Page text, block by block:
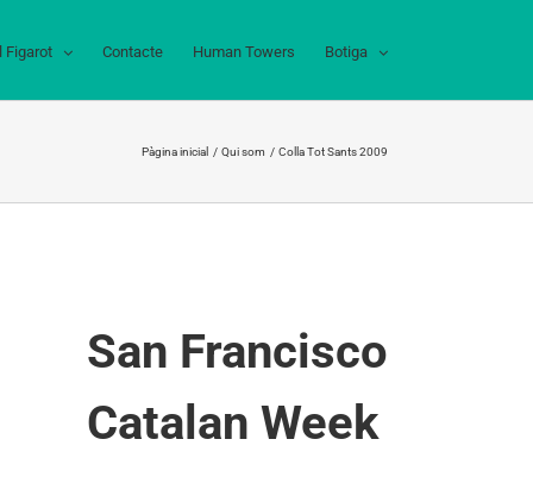
Figarot Contacte Human Towers Botiga
Pàgina inicial Qui som Colla Tot Sants 2009
San Francisco
Catalan Week